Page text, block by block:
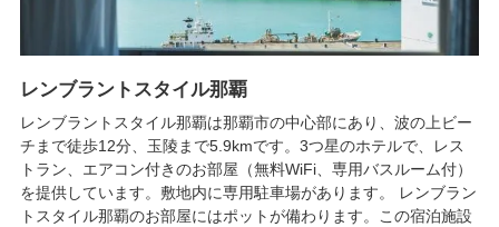
レンブラントスタイル那覇
レンブラントスタイル那覇は那覇市の中心部にあり、波の上ビー
チまで徒歩12分、玉陵まで5.9kmです。3つ星のホテルで、レス
トラン、エアコン付きのお部屋（無料WiFi、専用バスルーム付）
を提供しています。敷地内に専用駐車場があります。 レンブラン
トスタイル那覇のお部屋にはポットが備わります。この宿泊施設